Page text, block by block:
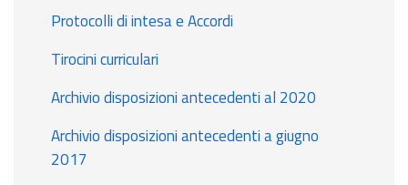
Protocolli di intesa e Accordi
Tirocini curriculari
Archivio disposizioni antecedenti al 2020
Archivio disposizioni antecedenti a giugno
2017